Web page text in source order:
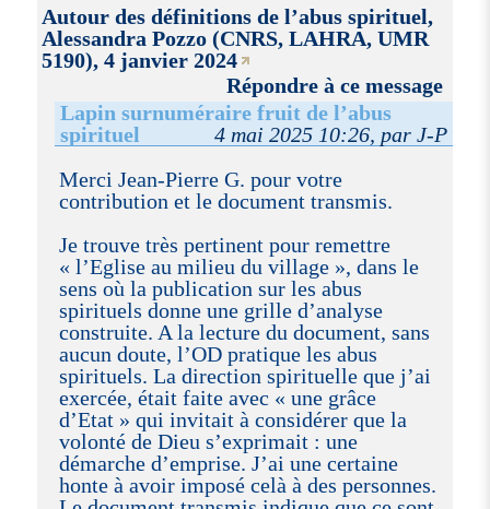
Autour des définitions de l’abus spirituel,
Alessandra Pozzo (CNRS, LAHRA, UMR
5190), 4 janvier 2024
Répondre à ce message
Lapin surnuméraire fruit de l’abus
spirituel
4 mai 2025 10:26, par J-P
Merci Jean-Pierre G. pour votre
contribution et le document transmis.
Je trouve très pertinent pour remettre
« l’Eglise au milieu du village », dans le
sens où la publication sur les abus
spirituels donne une grille d’analyse
construite. A la lecture du document, sans
aucun doute, l’OD pratique les abus
spirituels. La direction spirituelle que j’ai
exercée, était faite avec « une grâce
d’Etat » qui invitait à considérer que la
volonté de Dieu s’exprimait : une
démarche d’emprise. J’ai une certaine
honte à avoir imposé celà à des personnes.